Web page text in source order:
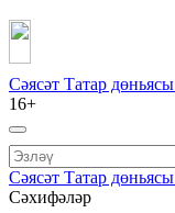
Сәясәт Татар дөньясы
16+
Сәясәт Татар дөньясы
Сәхифәләр